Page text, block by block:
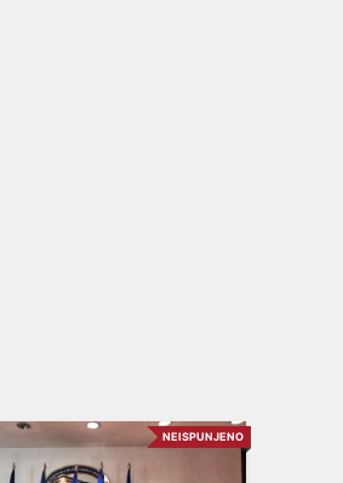
NEISPUNJENO